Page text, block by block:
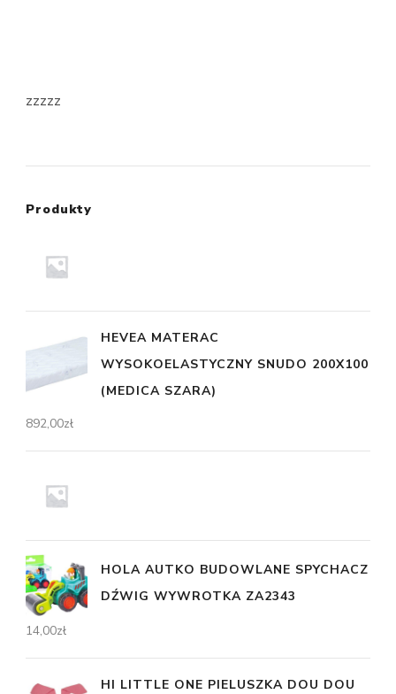
zzzzz
Produkty
HEVEA MATERAC
WYSOKOELASTYCZNY SNUDO 200X100
(MEDICA SZARA)
892,00zł
HOLA AUTKO BUDOWLANE SPYCHACZ
DŹWIG WYWROTKA ZA2343
14,00zł
HI LITTLE ONE PIELUSZKA DOU DOU